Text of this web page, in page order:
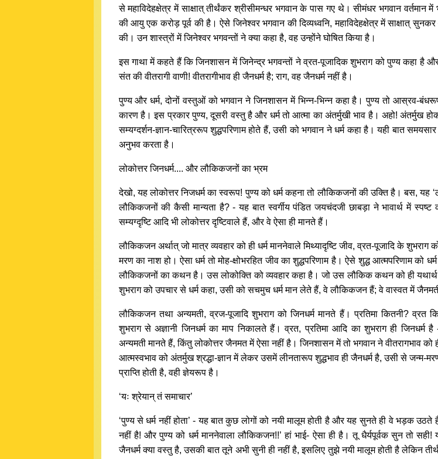
से महाविदेहक्षेत्र में साक्षात् तीर्थंकर श्रीसीमन्धर भगवान के पास गए थे। सीमंधर भगवान वर्तमान
की आयु एक करोड़ पूर्व की है। ऐसे जिनेश्वर भगवान की दिव्यध्वनि, महाविदेहक्षेत्र में साक्षात्
की। उन शास्त्रों में जिनेश्वर भगवन्तों ने क्या कहा है, वह उन्होंने घोषित किया है।
इस गाथा में कहते हैं कि जिनशासन में जिनेन्द्र भगवन्तों ने व्रत-पूजादिक शुभराग को पुण्य कहा है और
संत की वीतरागी वाणी! वीतरागीभाव ही जैनधर्म है; राग, वह जैनधर्म नहीं है।
पुण्य और धर्म, दोनों वस्तुओं को भगवान ने जिनशासन में भिन्न-भिन्न कहा है। पुण्य तो आस्रव-
कारण है। इस प्रकार पुण्य, दूसरी वस्तु है और धर्म तो आत्मा का अंतर्मुखी भाव है। अहो! अंतर्मुख
सम्यग्दर्शन-ज्ञान-चारित्ररूप शुद्धपरिणाम होते हैं, उसी को भगवान ने धर्म कहा है। यही बात
अनुभव करता है।
लोकोत्तर जिनधर्म.... और लौकिकजनों का भ्रम
देखो, यह लोकोत्तर निजधर्म का स्वरूप! पुण्य को धर्म कहना तो लौकिकजनों की उक्ति है। बस,
लौकिकजनों की कैसी मान्यता है? - यह बात स्वर्गीय पंडित जयचंदजी छाबड़ा ने भावार्थ में
सम्यग्दृष्टि आदि भी लोकोत्तर दृष्टिवाले हैं, और वे ऐसा ही मानते हैं।
लौकिकजन अर्थात् जो मात्र व्यवहार को ही धर्म माननेवाले मिथ्यादृष्टि जीव, व्रत-पूजादि के
मरण का नाश हो। ऐसा धर्म तो मोह-क्षोभरहित जीव का शुद्धपरिणाम है। ऐसे शुद्ध आत्मपरिणाम को
लौकिकजनों का कथन है। उस लोकोक्ति को व्यवहार कहा है। जो उस लौकिक कथन को ही यथार्थ
शुभराग को उपचार से धर्म कहा, उसी को सचमुच धर्म मान लेते हैं, वे लौकिकजन हैं; वे वास्वत में
लौकिकजन तथा अन्यमती, व्रज-पूजादि शुभराग को जिनधर्म मानते हैं। प्रतिमा कितनी? व्रत
शुभराग से अज्ञानी जिनधर्म का माप निकालते हैं। व्रत, प्रतिमा आदि का शुभराग ही जिनधर्म
अन्यमती मानते हैं, किंतु लोकोत्तर जैनमत में ऐसा नहीं है। जिनशासन में तो भगवान ने वीतरागभाव को
आत्मस्वभाव को अंतर्मुख श्रद्धा-ज्ञान में लेकर उसमें लीनतारूप शुद्धभाव ही जैनधर्म है, उसी से जन्म-
प्राप्ति होती है, वही ज्ञेयरूप है।
‘यः श्रेयान् तं समाचार’
‘पुण्य से धर्म नहीं होता’ - यह बात कुछ लोगों को नयी मालूम होती है और यह सुनते ही वे भड़क उठते
नहीं है! और पुण्य को धर्म माननेवाला लौकिकजन!!’ हां भाई- ऐसा ही है। तू धैर्यपूर्वक सुन तो सही!
जैनधर्म क्या वस्तु है, उसकी बात तूने अभी सुनी ही नहीं है, इसलिए तुझे नयी मालूम होती है लेकिन